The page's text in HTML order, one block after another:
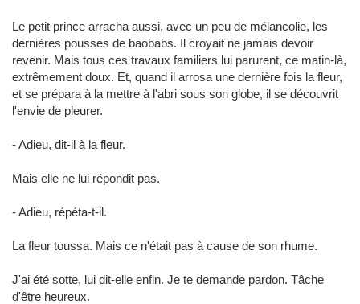
Le petit prince arracha aussi, avec un peu de mélancolie, les
dernières pousses de baobabs. Il croyait ne jamais devoir
revenir. Mais tous ces travaux familiers lui parurent, ce matin-là,
extrêmement doux. Et, quand il arrosa une dernière fois la fleur,
et se prépara à la mettre à l'abri sous son globe, il se découvrit
l'envie de pleurer.
- Adieu, dit-il à la fleur.
Mais elle ne lui répondit pas.
- Adieu, répéta-t-il.
La fleur toussa. Mais ce n'était pas à cause de son rhume.
J'ai été sotte, lui dit-elle enfin. Je te demande pardon. Tâche
d'être heureux.